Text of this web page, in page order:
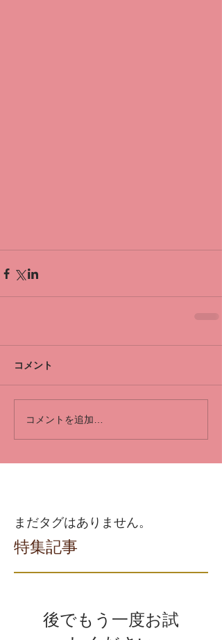
コメント
コメントを追加…
まだタグはありません。
特集記事
後でもう一度お試